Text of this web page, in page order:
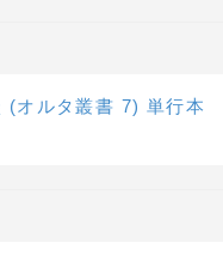
(オルタ叢書 7) 単行本